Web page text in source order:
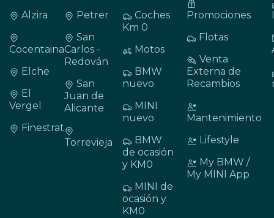
Alzira
Cocentaina
Elche
El
Vergel
Finestrat
Petrer
San
Carlos -
Redován
San
Juan de
Alicante
Torrevieja
Coches
Km 0
Motos
BMW
nuevo
MINI
nuevo
BMW
de ocasión
y KM0
MINI de
ocasión y
KM0
Promociones
Flotas
Venta
Externa de
Recambios
Mantenimiento
Lifestyle
My BMW /
My MINI App